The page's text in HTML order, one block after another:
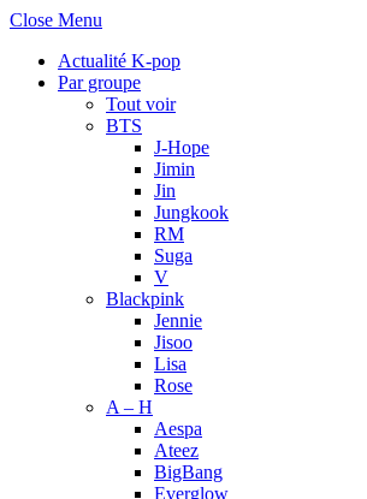
Close Menu
Actualité K-pop
Par groupe
Tout voir
BTS
J-Hope
Jimin
Jin
Jungkook
RM
Suga
V
Blackpink
Jennie
Jisoo
Lisa
Rose
A – H
Aespa
Ateez
BigBang
Everglow